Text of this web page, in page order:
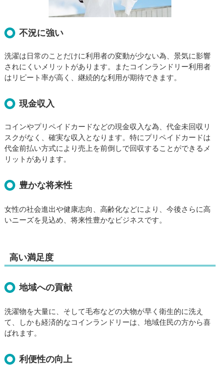
不況に強い
洗濯は日常のことだけに利用者の変動が少ない為、景気に影響
されにくいメリットがあります。またコインランドリー利用者
はリピート率が高く、継続的な利用が期待できます。
現金収入
コインやプリペイドカードなどの現金収入な為、代金未回収リ
スクがなく、確実な収入となります。特にプリペイドカードは
代金前払い方式により売上を前倒しで回収することができるメ
リットがあります。
豊かな将来性
女性の社会進出や健康志向、高齢化などにより、今後さらに高
いニーズを見込め、将来性豊かなビジネスです。
高い満足度
地域への貢献
洗濯物を大量に、そして毛布などの大物が早く衛生的に洗え
て、しかも経済的なコインランドリーは、地域住民の方から喜
ばれます。
利便性の向上